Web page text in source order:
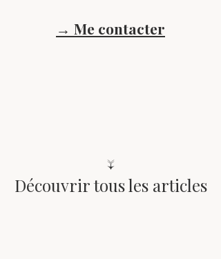
→ Me contacter
↓
Découvrir tous les articles